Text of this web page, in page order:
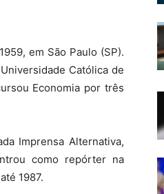
em São Paulo (SP).
Católica de
Economia por três
Imprensa Alternativa,
como repórter na
1987.